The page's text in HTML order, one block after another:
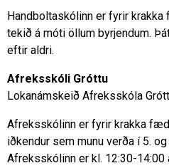
Handboltaskólinn er fyrir
tekið á móti öllum byrjendum.
eftir aldri.
Afreksskóli Gróttu
Lokanámskeið Afreksskóla
Afreksskólinn er fyrir krakka
iðkendur sem munu verða í 5.
Afreksskólinn er kl. 12:30-14:00